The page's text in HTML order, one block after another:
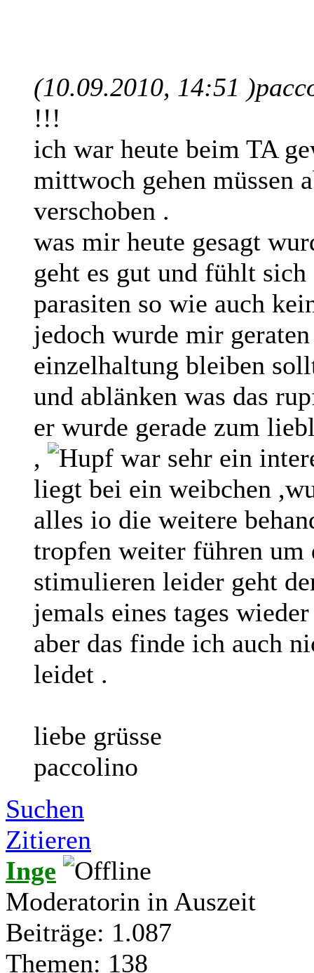
(10.09.2010, 14:51 )
!!!
ich war heute beim TA
mittwoch gehen müssen
verschoben .
was mir heute gesagt
geht es gut und fühlt
parasiten so wie auch
jedoch wurde mir
einzelhaltung bleiben
und ablänken was das
er wurde gerade zum
,
war sehr ein
liegt bei ein weibchen
alles io die weitere
tropfen weiter führen um
stimulieren leider geht
jemals eines tages
aber das finde ich auch
leidet .
liebe grüsse
paccolino
Suchen
Zitieren
Inge
Moderatorin in Auszeit
Beiträge: 1.087
Themen: 138